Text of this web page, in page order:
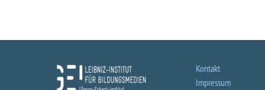
Kontakt
Impressum